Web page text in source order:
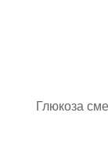
Глюкоза